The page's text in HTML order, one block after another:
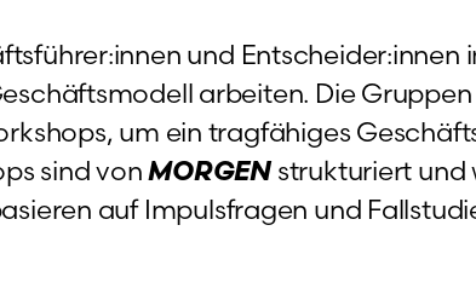
und Entscheider:innen
arbeiten. Die
um ein tragfähiges
sind vonMORGENstrukturiert und
auf Impulsfragen und